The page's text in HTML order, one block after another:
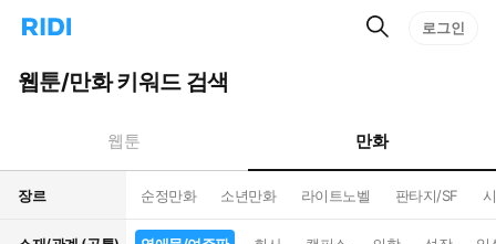
리
홈
으
턴
트
검
로그인
웹툰/만화 키워드 검색
웹툰 만화
장르 순정만화 소년만화 라이트노벨 판타지/SF